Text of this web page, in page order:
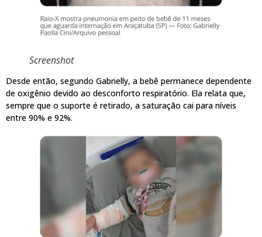
Screenshot
Desde então, segundo Gabrielly, a bebê permanece dependente
de oxigênio devido ao desconforto respiratório. Ela relata que,
sempre que o suporte é retirado, a saturação cai para níveis
entre 90% e 92%.